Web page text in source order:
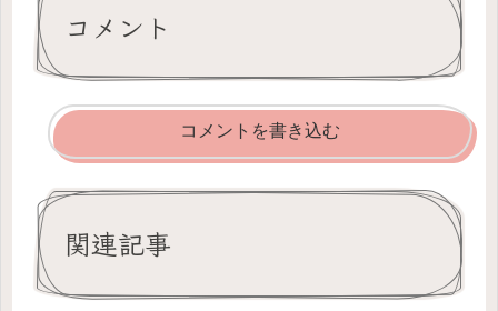
コメント
コメントを書き込む
関連記事